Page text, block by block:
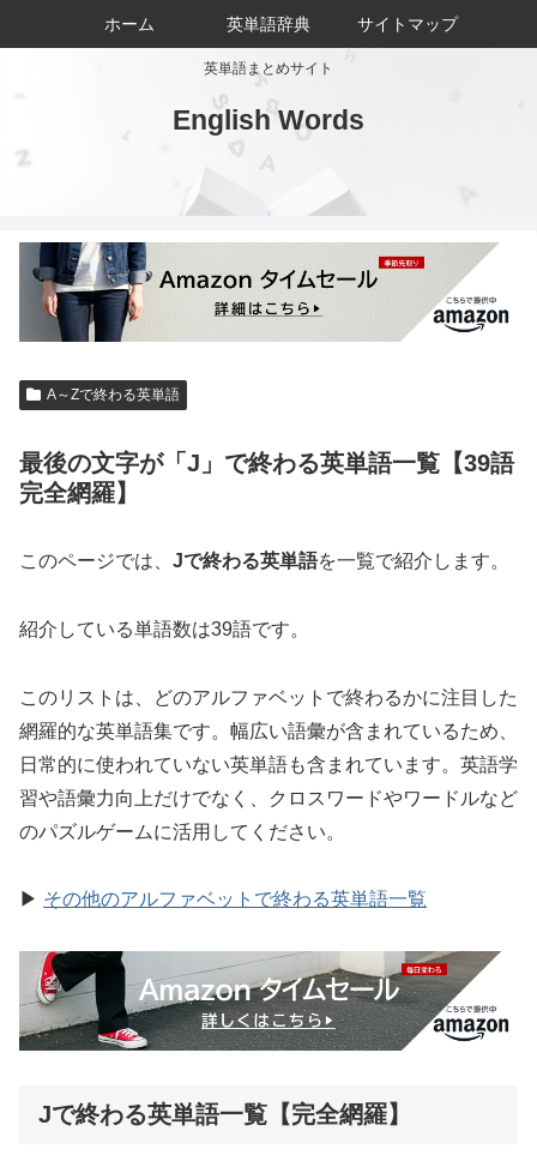
英単語まとめサイト
English Words
ホーム 英単語辞典 サイトマップ
A～Zで終わる英単語
最後の文字が「J」で終わる英単語一覧【39語
完全網羅】
このページでは、 Jで終わる英単語を一覧で紹介します。
紹介している単語数は39語です。
このリストは、どのアルファベットで終わるかに注目した
網羅的な英単語集です。幅広い語彙が含まれているため、
日常的に使われていない英単語も含まれています。英語学
習や語彙力向上だけでなく、クロスワードやワードルなど
のパズルゲームに活用してください。
▶ その他のアルファベットで終わる英単語一覧
Jで終わる英単語一覧【完全網羅】